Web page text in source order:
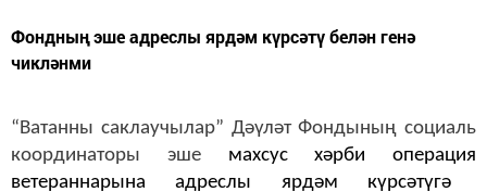
Фондның эше адреслы ярдәм күрсәтү белән генә
чикләнми
“Ватанны саклаучылар” Дәүләт Фондының социаль
координаторы эше махсусхәрби операция
ветераннарына адреслы ярдәм күрсәтүгә